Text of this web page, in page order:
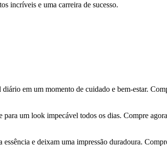
incríveis e uma carreira de sucesso.
diário em um momento de cuidado e bem-estar.
um look impecável todos os dias. Compre
e deixam uma impressão duradoura.